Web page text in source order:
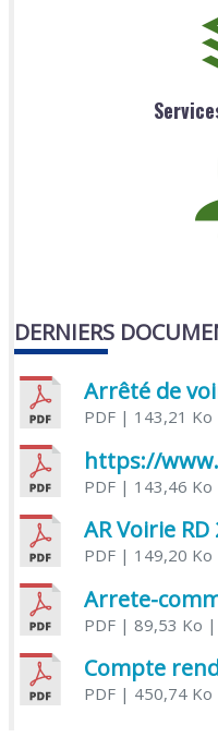
DERNIERS
PDF| 143,21 Ko
PDF| 143,46 Ko
AR Voirie
PDF| 149,20 Ko
PDF| 89,53 Ko
PDF| 450,74 Ko